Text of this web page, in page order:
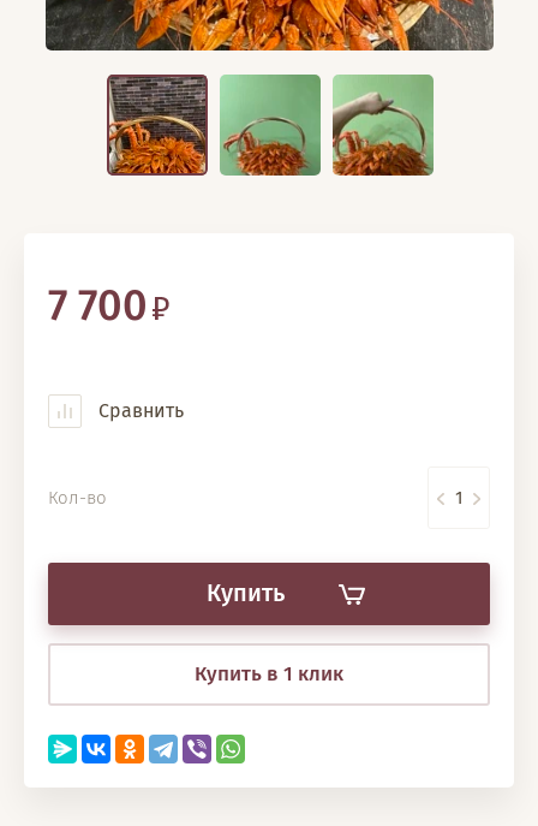
7 700
Сравнить
Кол-во
Купить
Купить в 1 клик